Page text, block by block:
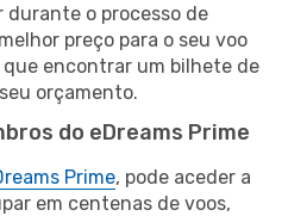
durante o processo de
preço para o seu voo
que encontrar um bilhete de
orçamento.
do eDreams Prime
Prime, pode aceder a
em centenas de voos,